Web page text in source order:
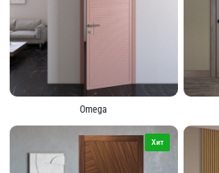
Omega
Хит